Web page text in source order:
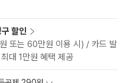
할인
또는 60만원 이용 시) / 카드 발
대 1만원 혜택 제공